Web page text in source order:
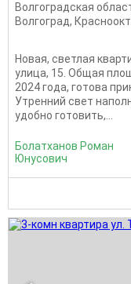
Волгоградская
Волгоград,
Новая, светлая
улица, 15. Общая
2024 года, готова
Утренний свет
удобно готовить,...
Болатханов Роман
Юнусович